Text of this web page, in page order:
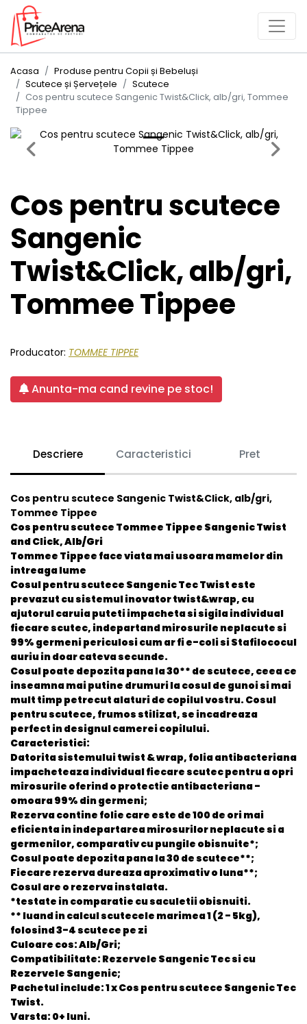
Acasa
Produse pentru Copii și Bebeluși
Scutece și Șervețele
Scutece
Cos pentru scutece Sangenic Twist&Click, alb/gri, Tommee
Tippee
Previous Next
Cos pentru scutece
Sangenic
Twist&Click, alb/gri,
Tommee Tippee
Producator: TOMMEE TIPPEE
Anunta-ma cand revine pe stoc!
Descriere Caracteristici Pret
Cos pentru scutece Sangenic Twist&Click, alb/gri,
Tommee Tippee
Cos pentru scutece Tommee Tippee Sangenic Twist
and Click, Alb/Gri
Tommee Tippee face viata mai usoara mamelor din
intreaga lume
Cosul pentru scutece Sangenic Tec Twist este
prevazut cu sistemul inovator twist&wrap, cu
ajutorul caruia puteti impacheta si sigila individual
fiecare scutec, indepartand mirosurile neplacute si
99% germeni periculosi cum ar fi e-coli si Stafilococul
auriu in doar cateva secunde.
Cosul poate depozita pana la 30** de scutece, ceea ce
inseamna mai putine drumuri la cosul de gunoi si mai
mult timp petrecut alaturi de copilul vostru. Cosul
pentru scutece, frumos stilizat, se incadreaza
perfect in designul camerei copilului.
Caracteristici:
Datorita sistemului twist & wrap, folia antibacteriana
impacheteaza individual fiecare scutec pentru a opri
mirosurile oferind o protectie antibacteriana -
omoara 99% din germeni;
Rezerva contine folie care este de 100 de ori mai
eficienta in indepartarea mirosurilor neplacute si a
germenilor, comparativ cu pungile obisnuite*;
Cosul poate depozita pana la 30 de scutece**;
Fiecare rezerva dureaza aproximativ o luna**;
Cosul are o rezerva instalata.
*testate in comparatie cu saculetii obisnuiti.
** luand in calcul scutecele marimea 1 (2 - 5kg),
folosind 3-4 scutece pe zi
Culoare cos: Alb/Gri;
Compatibilitate: Rezervele Sangenic Tec si cu
Rezervele Sangenic;
Pachetul include: 1 x Cos pentru scutece Sangenic Tec
Twist.
Varsta: 0+ luni.